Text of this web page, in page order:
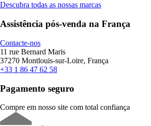
Descubra todas as nossas marcas
Assistência pós-venda na França
Contacte-nos
11 rue Bernard Maris
37270 Montlouis-sur-Loire, França
+33 1 86 47 62 58
Pagamento seguro
Compre em nosso site com total confiança